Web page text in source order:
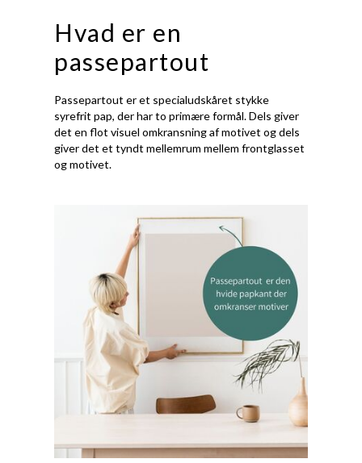
Hvad er en
passepartout
Passepartout er et specialudskåret stykke
syrefrit pap, der har to primære formål. Dels giver
det en flot visuel omkransning af motivet og dels
giver det et tyndt mellemrum mellem frontglasset
og motivet.